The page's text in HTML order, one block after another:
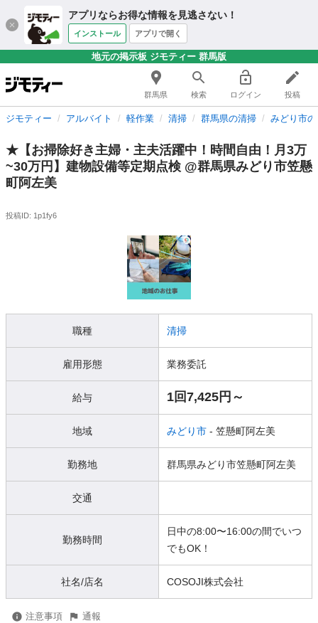
アプリならお得な情報を見逃さない！
インストール アプリで開く
地元の掲示板 ジモティー 群馬版
群馬県 検索 ログイン 投稿
ジモティー アルバイト 軽作業 清掃 群馬県の清掃 みどり市
★【お掃除好き主婦・主夫活躍中！時間自由！月3万
~30万円】建物設備等定期点検 @群馬県みどり市笠懸
町阿左美
投稿ID: 1p1fy6
職種 清掃
雇用形態 業務委託
給与 1回7,425円～
地域 みどり市 - 笠懸町阿左美
勤務地 群馬県みどり市笠懸町阿左美
交通
勤務時間
日中の8:00〜16:00の間でいつ
でもOK！
社名/店名 COSOJI株式会社
注意事項 通報